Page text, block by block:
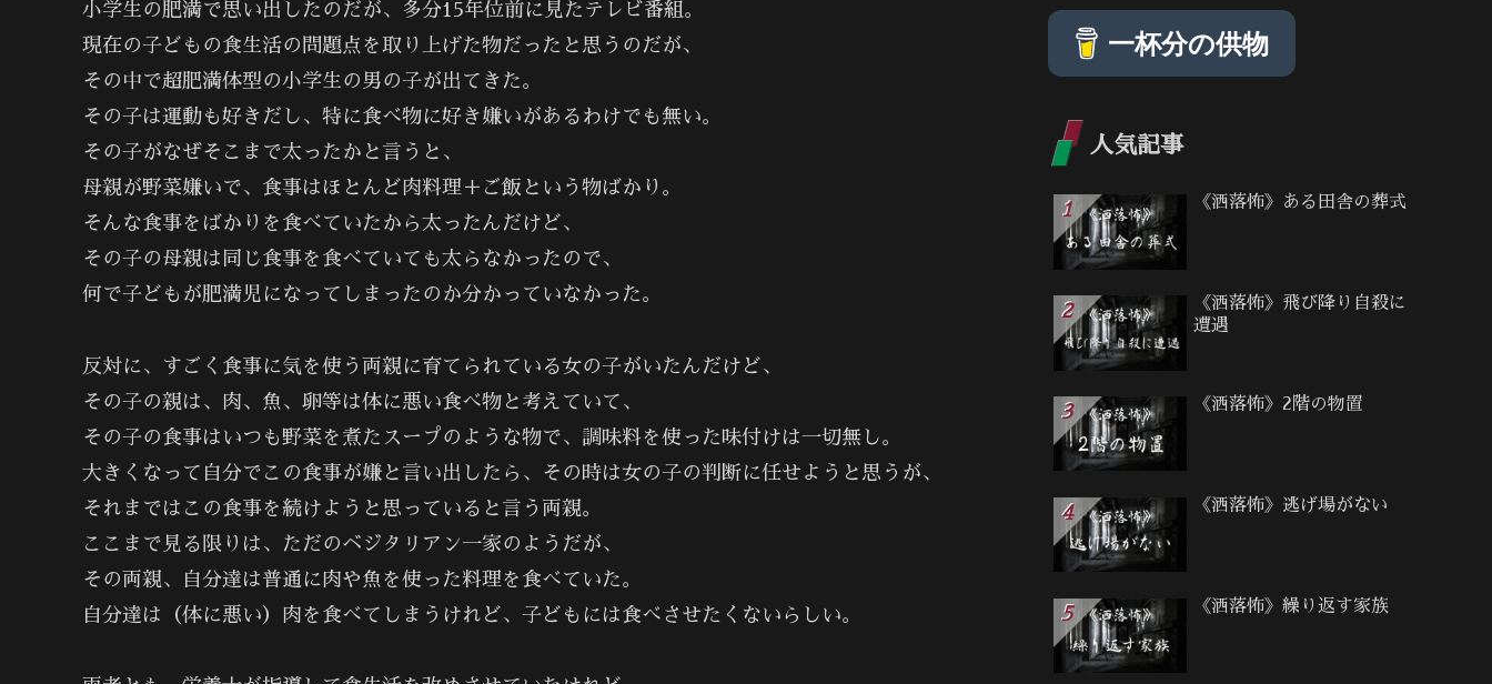
小学生の肥満で思い出したのだが、多分15年位前に見たテレビ番組。
現在の子どもの食生活の問題点を取り上げた物だったと思うのだが、
その中で超肥満体型の小学生の男の子が出てきた。
その子は運動も好きだし、特に食べ物に好き嫌いがあるわけでも無い。
その子がなぜそこまで太ったかと言うと、
母親が野菜嫌いで、食事はほとんど肉料理＋ご飯という物ばかり。
そんな食事をばかりを食べていたから太ったんだけど、
その子の母親は同じ食事を食べていても太らなかったので、
何で子どもが肥満児になってしまったのか分かっていなかった。
反対に、すごく食事に気を使う両親に育てられている女の子がいたんだけど、
その子の親は、肉、魚、卵等は体に悪い食べ物と考えていて、
その子の食事はいつも野菜を煮たスープのような物で、調味料を使った味付けは一切無し。
大きくなって自分でこの食事が嫌と言い出したら、その時は女の子の判断に任せようと思うが、
それまではこの食事を続けようと思っていると言う両親。
ここまで見る限りは、ただのベジタリアン一家のようだが、
その両親、自分達は普通に肉や魚を使った料理を食べていた。
自分達は（体に悪い）肉を食べてしまうけれど、子どもには食べさせたくないらしい。
一杯分の供物
人気記事
《洒落怖》ある田舎の葬式
《洒落怖》飛び降り自殺に
遭遇
《洒落怖》2階の物置
《洒落怖》逃げ場がない
《洒落怖》繰り返す家族